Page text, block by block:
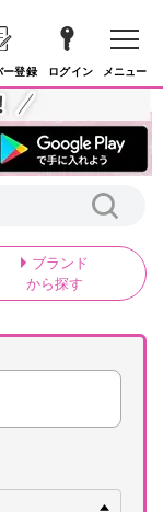
ー登録 ログイン メニュー
ブランド
から探す